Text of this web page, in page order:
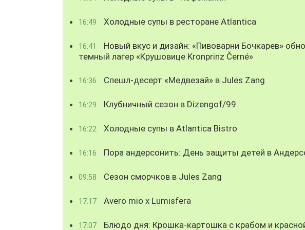
16:49 Холодные супы в ресторане Atlantica
16:41
Новый вкус и дизайн: «Пивоварни Бочкарев»
темный лагер «Крушовице Kronprinz Černé»
16:36 Спешл-десерт «Медвезай» в Jules Zang
16:29 Клубничный сезон в Dizengof/99
16:22 Холодные супы в Atlantica Bistro
16:16 Пора андерсонить: День защиты детей в
09:58 Сезон сморчков в Jules Zang
17:17 Avero mio x Lumisfera
17:07 Блюдо дня: Крошка-картошка с крабом и